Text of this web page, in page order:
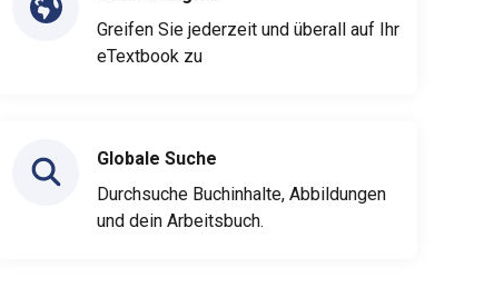
Greifen Sie jederzeit und überall auf Ihr
eTextbook zu
Globale Suche
Durchsuche Buchinhalte, Abbildungen
und dein Arbeitsbuch.